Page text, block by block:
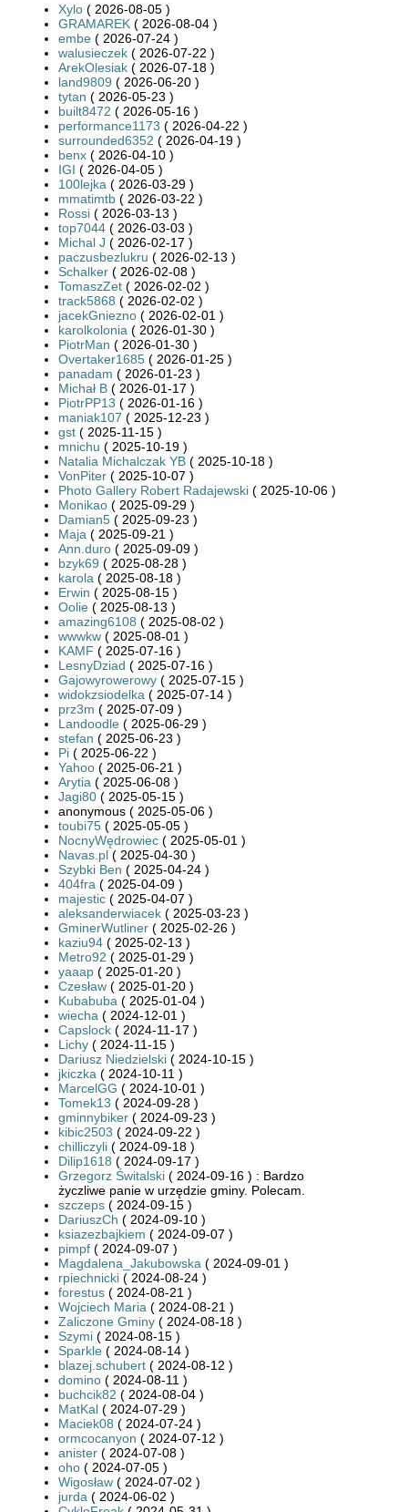
Xylo ( 2026-08-05 )
GRAMAREK ( 2026-08-04 )
embe ( 2026-07-24 )
walusieczek ( 2026-07-22 )
ArekOlesiak ( 2026-07-18 )
land9809 ( 2026-06-20 )
tytan ( 2026-05-23 )
built8472 ( 2026-05-16 )
performance1173 ( 2026-04-22 )
surrounded6352 ( 2026-04-19 )
benx ( 2026-04-10 )
IGI ( 2026-04-05 )
100lejka ( 2026-03-29 )
mmatimtb ( 2026-03-22 )
Rossi ( 2026-03-13 )
top7044 ( 2026-03-03 )
Michal J ( 2026-02-17 )
paczusbezlukru ( 2026-02-13 )
Schalker ( 2026-02-08 )
TomaszZet ( 2026-02-02 )
track5868 ( 2026-02-02 )
jacekGniezno ( 2026-02-01 )
karolkolonia ( 2026-01-30 )
PiotrMan ( 2026-01-30 )
Overtaker1685 ( 2026-01-25 )
panadam ( 2026-01-23 )
Michał B ( 2026-01-17 )
PiotrPP13 ( 2026-01-16 )
maniak107 ( 2025-12-23 )
gst ( 2025-11-15 )
mnichu ( 2025-10-19 )
Natalia Michalczak YB ( 2025-10-18 )
VonPiter ( 2025-10-07 )
Photo Gallery Robert Radajewski ( 2025-10-06 )
Monikao ( 2025-09-29 )
Damian5 ( 2025-09-23 )
Maja ( 2025-09-21 )
Ann.duro ( 2025-09-09 )
bzyk69 ( 2025-08-28 )
karola ( 2025-08-18 )
Erwin ( 2025-08-15 )
Oolie ( 2025-08-13 )
amazing6108 ( 2025-08-02 )
wwwkw ( 2025-08-01 )
KAMF ( 2025-07-16 )
LesnyDziad ( 2025-07-16 )
Gajowyrowerowy ( 2025-07-15 )
widokzsiodelka ( 2025-07-14 )
prz3m ( 2025-07-09 )
Landoodle ( 2025-06-29 )
stefan ( 2025-06-23 )
Pi ( 2025-06-22 )
Yahoo ( 2025-06-21 )
Arytia ( 2025-06-08 )
Jagi80 ( 2025-05-15 )
anonymous ( 2025-05-06 )
toubi75 ( 2025-05-05 )
NocnyWędrowiec ( 2025-05-01 )
Navas.pl ( 2025-04-30 )
Szybki Ben ( 2025-04-24 )
404fra ( 2025-04-09 )
majestic ( 2025-04-07 )
aleksanderwiacek ( 2025-03-23 )
GminerWutliner ( 2025-02-26 )
kaziu94 ( 2025-02-13 )
Metro92 ( 2025-01-29 )
yaaap ( 2025-01-20 )
Czesław ( 2025-01-20 )
Kubabuba ( 2025-01-04 )
wiecha ( 2024-12-01 )
Capslock ( 2024-11-17 )
Lichy ( 2024-11-15 )
Dariusz Niedzielski ( 2024-10-15 )
jkiczka ( 2024-10-11 )
MarcelGG ( 2024-10-01 )
Tomek13 ( 2024-09-28 )
gminnybiker ( 2024-09-23 )
kibic2503 ( 2024-09-22 )
chilliczyli ( 2024-09-18 )
Dilip1618 ( 2024-09-17 )
Grzegorz Świtalski ( 2024-09-16 ) : Bardzo
życzliwe panie w urzędzie gminy. Polecam.
szczeps ( 2024-09-15 )
DariuszCh ( 2024-09-10 )
ksiazezbajkiem ( 2024-09-07 )
pimpf ( 2024-09-07 )
Magdalena_Jakubowska ( 2024-09-01 )
rpiechnicki ( 2024-08-24 )
forestus ( 2024-08-21 )
Wojciech Maria ( 2024-08-21 )
Zaliczone Gminy ( 2024-08-18 )
Szymi ( 2024-08-15 )
Sparkle ( 2024-08-14 )
blazej.schubert ( 2024-08-12 )
domino ( 2024-08-11 )
buchcik82 ( 2024-08-04 )
MatKal ( 2024-07-29 )
Maciek08 ( 2024-07-24 )
ormcocanyon ( 2024-07-12 )
anister ( 2024-07-08 )
oho ( 2024-07-05 )
Wigosław ( 2024-07-02 )
jurda ( 2024-06-02 )